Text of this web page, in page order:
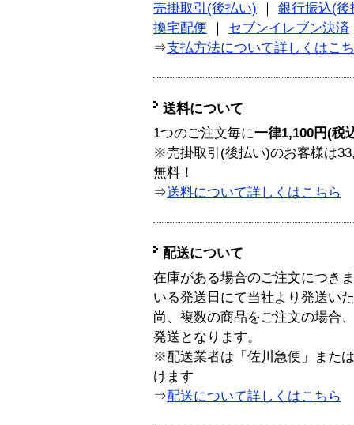
売掛取引(後払い)
銀行振込(後
換宅配便
セブンイレブン決済
⇒支払方法について詳しくはこ
送料について
1つのご注文毎に一律1,100円(税
※売掛取引(後払い)のお客様は
無料！
⇒送料について詳しくはこちら
配送について
在庫がある場合のご注文につき
いる発送日にて当社より発送い
尚、複数の商品をご注文の場合
発送となります。
※配送業者は「佐川急便」また
けます
⇒配送について詳しくはこちら